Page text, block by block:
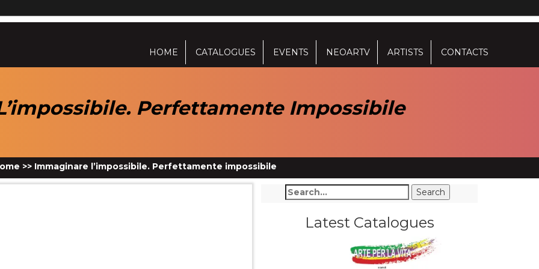
HOME CATALOGUES EVENTS NEOARTV ARTISTS CONTACTS
Perfettamente Impossibile
>> Immaginare l’impossibile. Perfettamente impossibile
Latest Catalogues